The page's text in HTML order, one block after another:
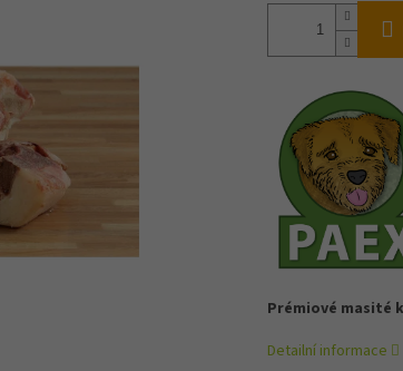
Prémiové masité
Detailní informace